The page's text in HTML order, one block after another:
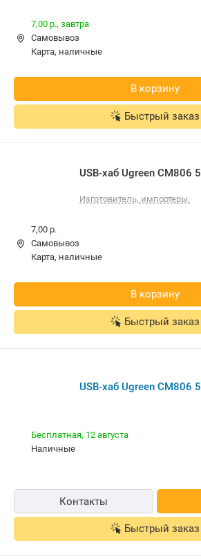
7,00 р., завтра
Самовывоз
карта, наличные
В корзину
Быстрый заказ
USB-хаб Ugreen CM806
Изготовитель, импортеры.
7,00 р.
Самовывоз
карта, наличные
В корзину
Быстрый заказ
USB-хаб Ugreen CM806
Бесплатная, 12 августа
наличные
Контакты
Быстрый заказ